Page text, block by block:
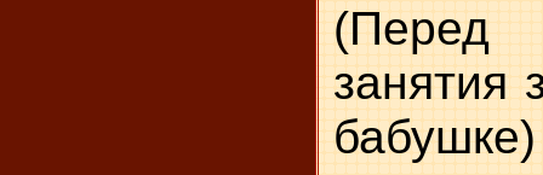
занятия
бабушке)